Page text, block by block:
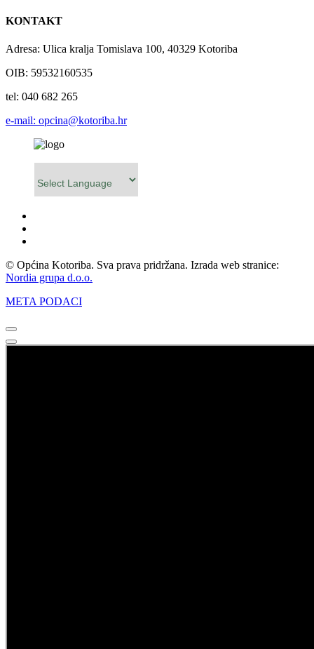
KONTAKT
Adresa: Ulica kralja Tomislava 100, 40329 Kotoriba
OIB: 59532160535
tel: 040 682 265
e-mail: opcina@kotoriba.hr
© Općina Kotoriba. Sva prava pridržana. Izrada web stranice:
Nordia grupa d.o.o.
META PODACI